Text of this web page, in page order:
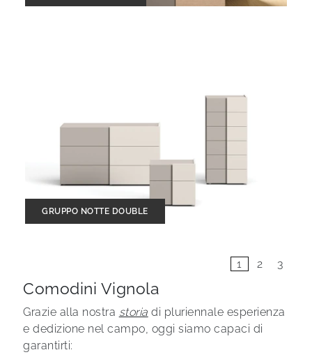
GRUPPO NOTTE DOUBLE
1 2 3
Comodini Vignola
Grazie alla nostra storia di pluriennale esperienza
e dedizione nel campo, oggi siamo capaci di
garantirti: